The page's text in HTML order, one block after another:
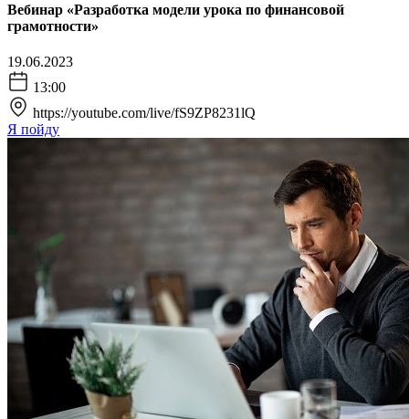
Вебинар «Разработка модели урока по финансовой
грамотности»
19.06.2023
13:00
https://youtube.com/live/fS9ZP8231lQ
Я пойду